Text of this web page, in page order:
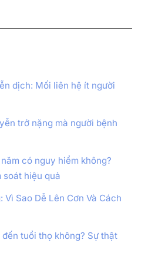
dịch: Mối liên hệ ít người
trở nặng mà người bệnh
có nguy hiểm không?
soát hiệu quả
Sao Dễ Lên Cơn Và Cách
tuổi thọ không? Sự thật